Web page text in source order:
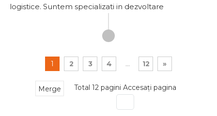
logistice. Suntem specializati in dezvoltare
1 2 3 4 ... 12 »
Total 12 pagini Accesați pagina
Merge